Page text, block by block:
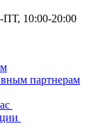
10:00-20:00
партнерам